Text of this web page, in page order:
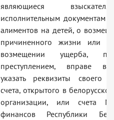
являющиеся
исполнительным документам
алиментов на детей, о
причиненного жизни или
возмещении ущерба,
преступлением, вправе в
указать реквизиты своего
счета, открытого в
организации, или счета
финансов Республики